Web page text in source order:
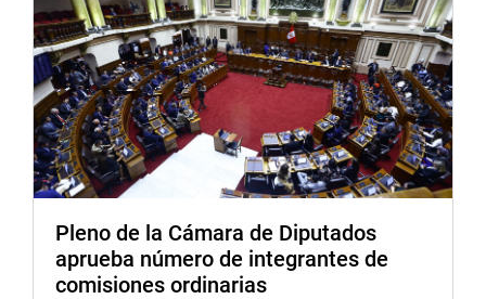
Pleno de la Cámara de Diputados
aprueba número de integrantes de
comisiones ordinarias